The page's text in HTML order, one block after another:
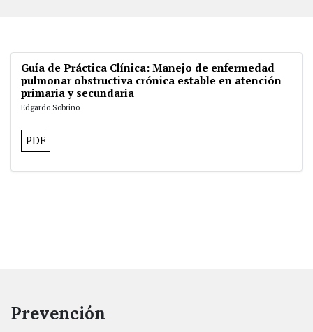
Guía de Práctica Clínica: Manejo de enfermedad
pulmonar obstructiva crónica estable en atención
primaria y secundaria
Edgardo Sobrino
PDF
Prevención